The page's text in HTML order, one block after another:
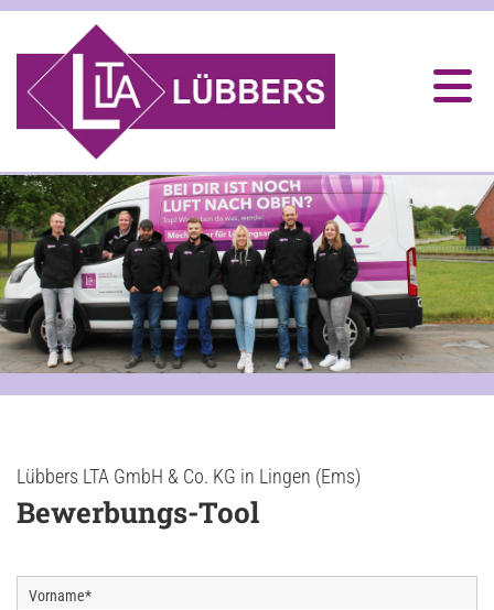
Lübbers LTA GmbH & Co. KG in Lingen (Ems)
Bewerbungs-Tool